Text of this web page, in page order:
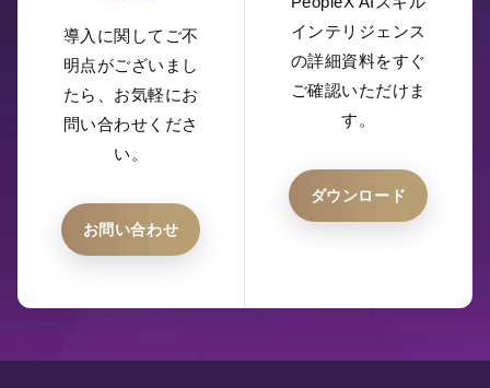
導入に関してご不
明点がございまし
たら、お気軽にお
問い合わせくださ
い。
お問い合わせ
インテリジェンス
の詳細資料をすぐ
ご確認いただけま
す。
ダウンロード